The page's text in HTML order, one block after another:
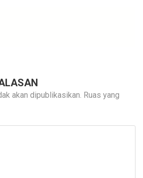
akan dipublikasikan. Ruas yang